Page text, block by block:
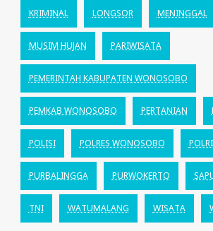
KRIMINAL LONGSOR MENINGGAL
MUSIM HUJAN PARIWISATA
PEMERINTAH KABUPATEN WONOSOBO
PEMKAB WONOSOBO PERTANIAN
POLISI POLRES WONOSOBO POLRI
PURBALINGGA PURWOKERTO
TNI WATUMALANG WISATA